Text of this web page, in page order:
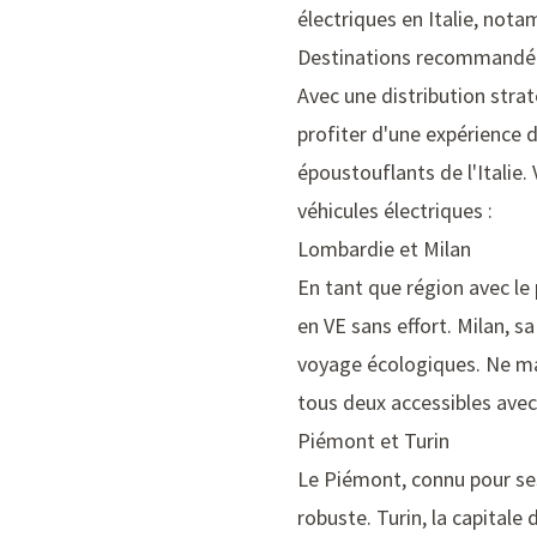
électriques en Italie,
Destinations
Avec une distribution
profiter d'une expérience
époustouflants de l'Italie.
véhicules électriques :
Lombardie et Milan
En tant que région avec
en VE sans effort. Milan,
voyage écologiques. Ne
tous deux accessibles
Piémont et Turin
Le Piémont, connu pour
robuste. Turin, la capitale